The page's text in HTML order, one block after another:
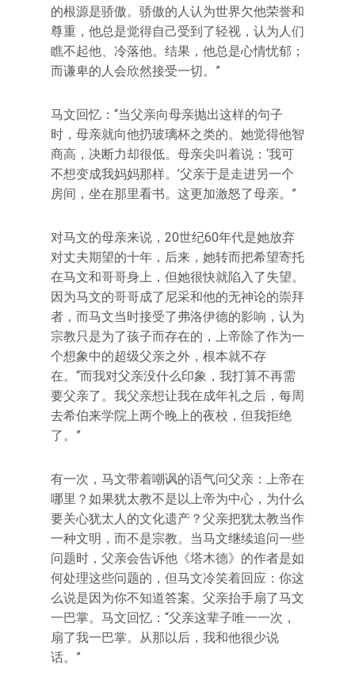
的根源是骄傲。骄傲的人认为世界欠他荣誉和
尊重，他总是觉得自己受到了轻视，认为人们
瞧不起他、冷落他。结果，他总是心情忧郁；
而谦卑的人会欣然接受一切。”
马文回忆：“当父亲向母亲抛出这样的句子
时，母亲就向他扔玻璃杯之类的。她觉得他智
商高，决断力却很低。母亲尖叫着说：‘我可
不想变成我妈妈那样。’父亲于是走进另一个
房间，坐在那里看书。这更加激怒了母亲。”
对马文的母亲来说，20世纪60年代是她放弃
对丈夫期望的十年，后来，她转而把希望寄托
在马文和哥哥身上，但她很快就陷入了失望。
因为马文的哥哥成了尼采和他的无神论的崇拜
者，而马文当时接受了弗洛伊德的影响，认为
宗教只是为了孩子而存在的，上帝除了作为一
个想象中的超级父亲之外，根本就不存
在。“而我对父亲没什么印象，我打算不再需
要父亲了。我父亲想让我在成年礼之后，每周
去希伯来学院上两个晚上的夜校，但我拒绝
了。”
有一次，马文带着嘲讽的语气问父亲：上帝在
哪里？如果犹太教不是以上帝为中心，为什么
要关心犹太人的文化遗产？父亲把犹太教当作
一种文明，而不是宗教。当马文继续追问一些
问题时，父亲会告诉他《塔木德》的作者是如
何处理这些问题的，但马文冷笑着回应：你这
么说是因为你不知道答案。父亲抬手扇了马文
一巴掌。马文回忆：“父亲这辈子唯一一次，
扇了我一巴掌。从那以后，我和他很少说
话。”